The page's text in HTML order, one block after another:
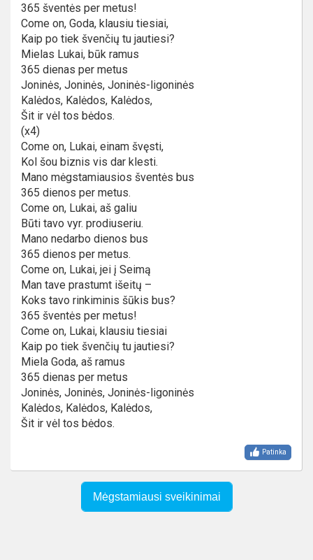
365 šventės per metus!
Come on, Goda, klausiu tiesiai,
Kaip po tiek švenčių tu jautiesi?
Mielas Lukai, būk ramus
365 dienas per metus
Joninės, Joninės, Joninės-ligoninės
Kalėdos, Kalėdos, Kalėdos,
Šit ir vėl tos bėdos.
(x4)
Come on, Lukai, einam švęsti,
Kol šou biznis vis dar klesti.
Mano mėgstamiausios šventės bus
365 dienos per metus.
Come on, Lukai, aš galiu
Būti tavo vyr. prodiuseriu.
Mano nedarbo dienos bus
365 dienos per metus.
Come on, Lukai, jei į Seimą
Man tave prastumt išeitų –
Koks tavo rinkiminis šūkis bus?
365 šventės per metus!
Come on, Lukai, klausiu tiesiai
Kaip po tiek švenčių tu jautiesi?
Miela Goda, aš ramus
365 dienas per metus
Joninės, Joninės, Joninės-ligoninės
Kalėdos, Kalėdos, Kalėdos,
Šit ir vėl tos bėdos.
Patinka
Mėgstamiausi sveikinimai